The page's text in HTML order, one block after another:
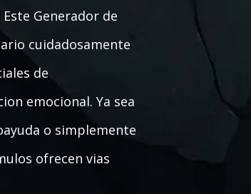
Generador de
cuidadosamente
de
emocional. Ya sea
o simplemente
ofrecen vias